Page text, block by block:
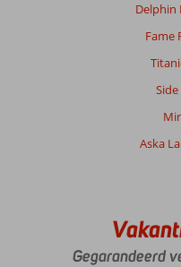
Delphin
Fame
Aska
Gegarandeerd